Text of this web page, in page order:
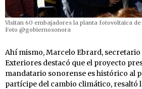
Visitan 60 embajadores la planta fotovoltaica
Foto @gobiernosonora
Ahí mismo, Marcelo Ebrard, secretario
Exteriores destacó que el proyecto
mandatario sonorense es histórico al
partícipe del cambio climático, resaltó